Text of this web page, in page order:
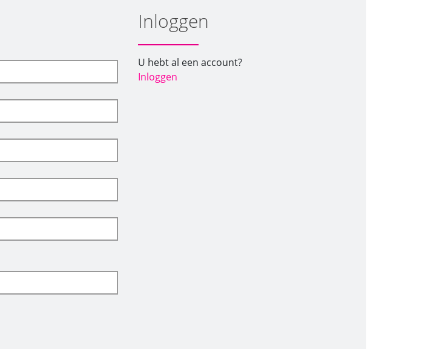
Inloggen
U hebt al een account?
Inloggen